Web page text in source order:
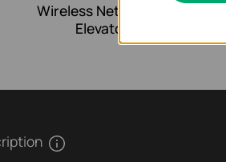
Wireless Network for
Elevators